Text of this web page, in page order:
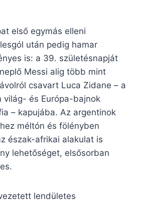
első egymás elleni
után pedig hamar
is: a 39. születésnapját
Messi alig több mint
csavart Luca Zidane – a
világ- és Európa-bajnok
– kapujába. Az argentinok
méltón és fölényben
észak-afrikai alakulat is
lehetőséget, elsősorban
lendületes